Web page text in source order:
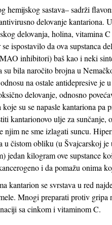
hemijskog sastava– sadrži
delovanje kantariona.
delovanja, holina, vitamina
ispostavilo da ova supstanca
inhibitori) baš kao i neki
su bila naročito brojna u
na ostale antidepresive
delovanje, odnosno
su se napasle kantariona
kantarionovo ulje za
njim ne sme izlagati suncu.
u čistom obliku (u Švajcarskoj
jedan kilogram ove supstance
i da pomažu onima
kantarion se svrstava u red
Mnogi preparati protiv gripa
sa cinkom i vitaminom C.